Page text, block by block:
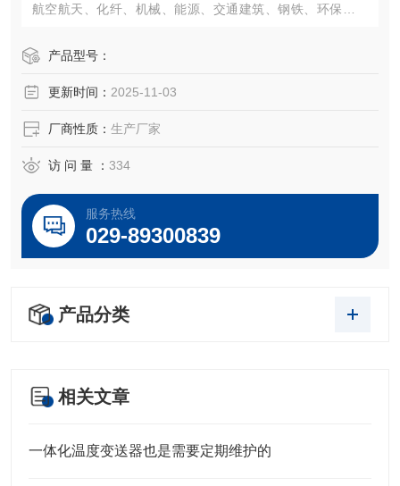
航空航天、化纤、机械、能源、交通建筑、钢铁、环保、制
水利电力、热力造纸、市政管理等领域中的电子秤、汽车
称、定量包装系统。
产品型号：
更新时间： 2025-11-03
厂商性质： 生产厂家
访 问 量 ： 334
服务热线
029-89300839
产品分类
相关文章
一体化温度变送器也是需要定期维护的